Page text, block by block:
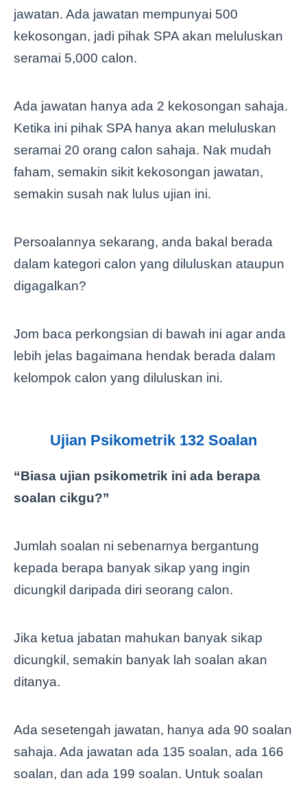
jawatan. Ada jawatan mempunyai 500
kekosongan, jadi pihak SPA akan meluluskan
seramai 5,000 calon.
Ada jawatan hanya ada 2 kekosongan sahaja.
Ketika ini pihak SPA hanya akan meluluskan
seramai 20 orang calon sahaja. Nak mudah
faham, semakin sikit kekosongan jawatan,
semakin susah nak lulus ujian ini.
Persoalannya sekarang, anda bakal berada
dalam kategori calon yang diluluskan ataupun
digagalkan?
Jom baca perkongsian di bawah ini agar anda
lebih jelas bagaimana hendak berada dalam
kelompok calon yang diluluskan ini.
Ujian Psikometrik 132 Soalan
“Biasa ujian psikometrik ini ada berapa
soalan cikgu?”
Jumlah soalan ni sebenarnya bergantung
kepada berapa banyak sikap yang ingin
dicungkil daripada diri seorang calon.
Jika ketua jabatan mahukan banyak sikap
dicungkil, semakin banyak lah soalan akan
ditanya.
Ada sesetengah jawatan, hanya ada 90 soalan
sahaja. Ada jawatan ada 135 soalan, ada 166
soalan, dan ada 199 soalan. Untuk soalan